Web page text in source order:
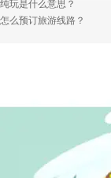
纯玩是什么意思？
怎么预订旅游线路？